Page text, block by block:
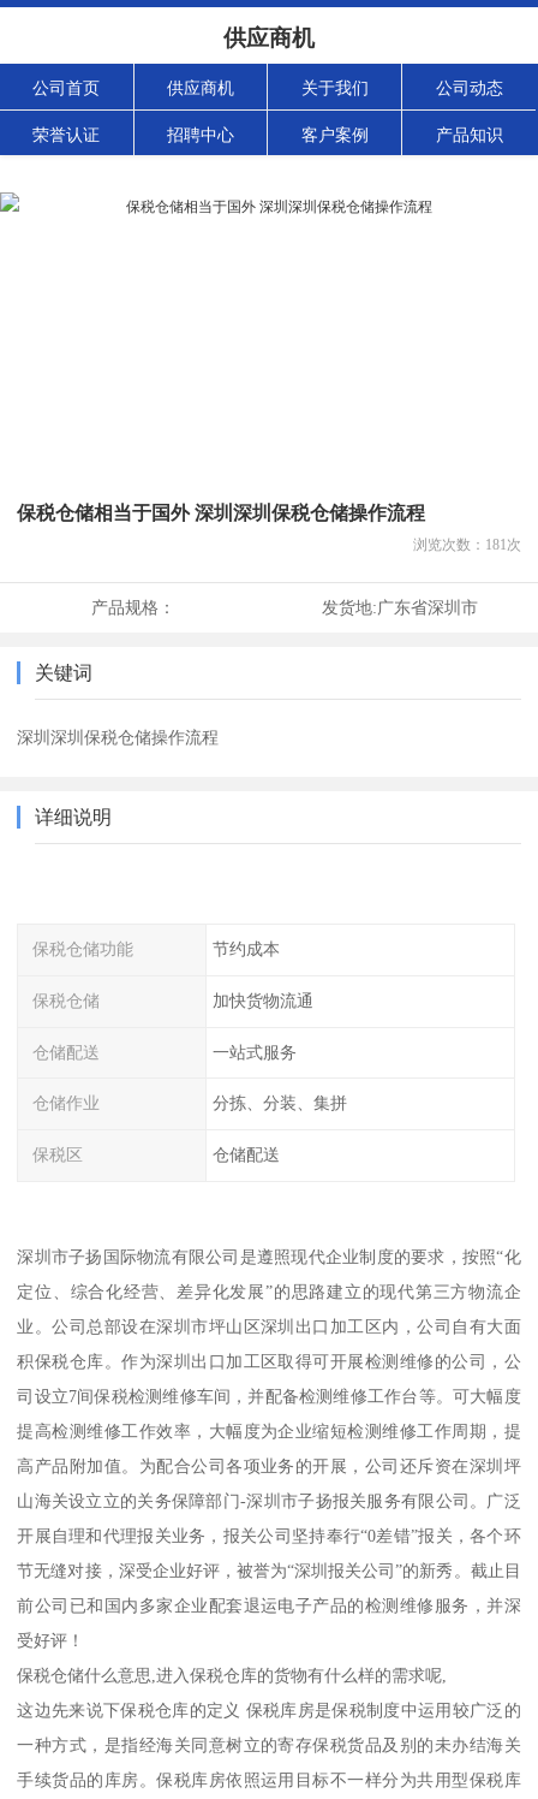
供应商机
公司首页 供应商机 关于我们 公司动态
荣誉认证 招聘中心 客户案例 产品知识
保税仓储相当于国外 深圳深圳保税仓储操作流程
浏览次数： 181次
产品规格： 发货地:广东省深圳市
关键词
深圳深圳保税仓储操作流程
详细说明
保税仓储功能 节约成本
保税仓储 加快货物流通
仓储配送 一站式服务
仓储作业 分拣、分装、集拼
保税区 仓储配送
深圳市子扬国际物流有限公司是遵照现代企业制度的要求，按照“化
定位、综合化经营、差异化发展”的思路建立的现代第三方物流企
业。公司总部设在深圳市坪山区深圳出口加工区内，公司自有大面
积保税仓库。作为深圳出口加工区取得可开展检测维修的公司，公
司设立7间保税检测维修车间，并配备检测维修工作台等。可大幅度
提高检测维修工作效率，大幅度为企业缩短检测维修工作周期，提
高产品附加值。为配合公司各项业务的开展，公司还斥资在深圳坪
山海关设立立的关务保障部门-深圳市子扬报关服务有限公司。广泛
开展自理和代理报关业务，报关公司坚持奉行“0差错”报关，各个环
节无缝对接，深受企业好评，被誉为“深圳报关公司”的新秀。截止目
前公司已和国内多家企业配套退运电子产品的检测维修服务，并深
受好评！
保税仓储什么意思,进入保税仓库的货物有什么样的需求呢,
这边先来说下保税仓库的定义 保税库房是保税制度中运用较广泛的
一种方式，是指经海关同意树立的寄存保税货品及别的未办结海关
手续货品的库房。保税库房依照运用目标不一样分为共用型保税库